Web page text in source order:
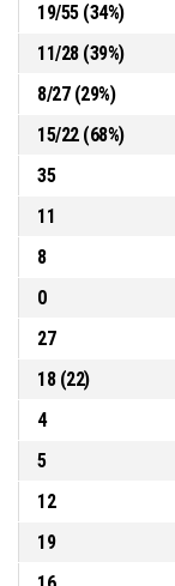
19/55(34%)
11/28(39%)
8/27(29%)
15/22(68%)
35
11
8
0
27
18(22)
4
5
12
19